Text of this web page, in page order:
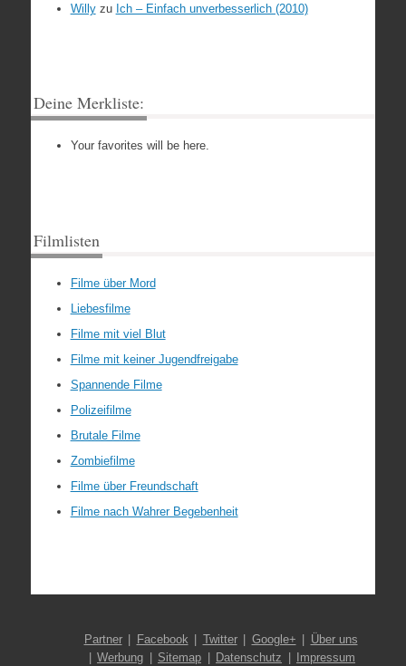
Willyzu Ich – Einfach unverbesserlich (2010)
Deine Merkliste:
Your favorites will be here.
Filmlisten
Filme über Mord
Liebesfilme
Filme mit viel Blut
Filme mit keiner Jugendfreigabe
Spannende Filme
Polizeifilme
Brutale Filme
Zombiefilme
Filme über Freundschaft
Filme nach Wahrer Begebenheit
Partner Facebook Twitter Google+
Über uns
Werbung
Sitemap Datenschutz Impressum